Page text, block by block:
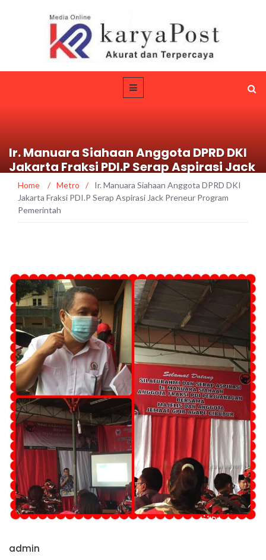
Ir. Manuara Siahaan Anggota DPRD DKI
Jakarta Fraksi PDI.P Serap Aspirasi Jack
Preneur Program Pemerintah
Home / Metro /
Ir. Manuara Siahaan Anggota DPRD DKI
Jakarta Fraksi PDI.P Serap Aspirasi Jack Preneur Program
Pemerintah
admin